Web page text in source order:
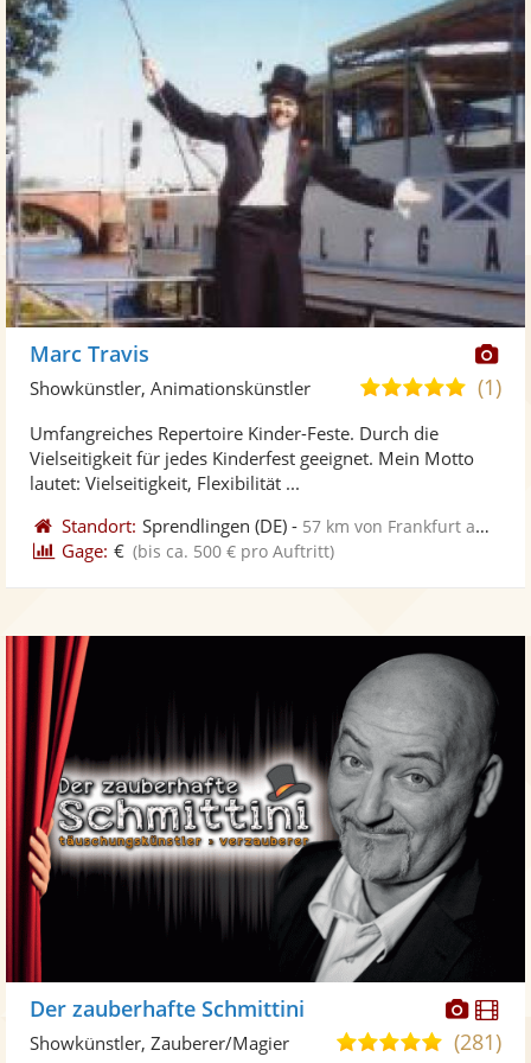
Marc Travis
4,8(1)
Showkünstler, Animationskünstler
Umfangreiches Repertoire Kinder-Feste. Durch die
Vielseitigkeit für jedes Kinderfest geeignet. Mein Motto
lautet: Vielseitigkeit, Flexibilität ...
Standort: Sprendlingen (DE) - 57 km von Frankfurt am Main
Gage: € (bis ca. 500 € pro Auftritt)
Der zauberhafte Schmittini
5,0(281)
Showkünstler, Zauberer/Magier